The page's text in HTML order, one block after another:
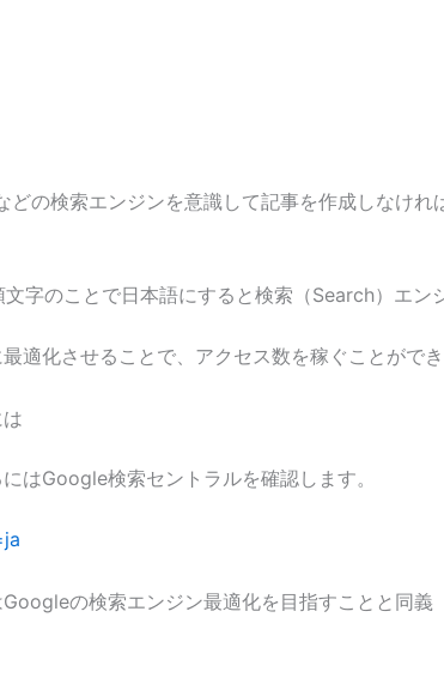
の検索エンジンを意識して記事を作成しなけ
字のことで日本語にすると検索（Search）エン
適化させることで、アクセス数を稼ぐことができ
はGoogle検索セントラルを確認します。
の検索エンジン最適化を目指すことと同義